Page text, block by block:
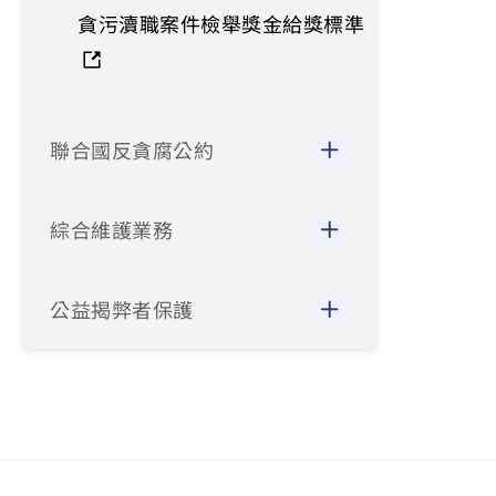
貪污瀆職案件檢舉獎金給獎標準
聯合國反貪腐公約
綜合維護業務
公益揭弊者保護